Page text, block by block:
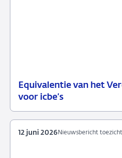
Equivalentie van het
voor icbe’s
15
Nieuwsbericht
Nieuwsbericht toezicht
12 juni 2026